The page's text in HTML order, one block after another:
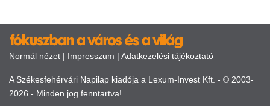
Normál nézet | Impresszum | Adatkezelési tájékoztató
A Székesfehérvári Napilap kiadója a Lexum-Invest Kft. - © 2003-
2026 - Minden jog fenntartva!